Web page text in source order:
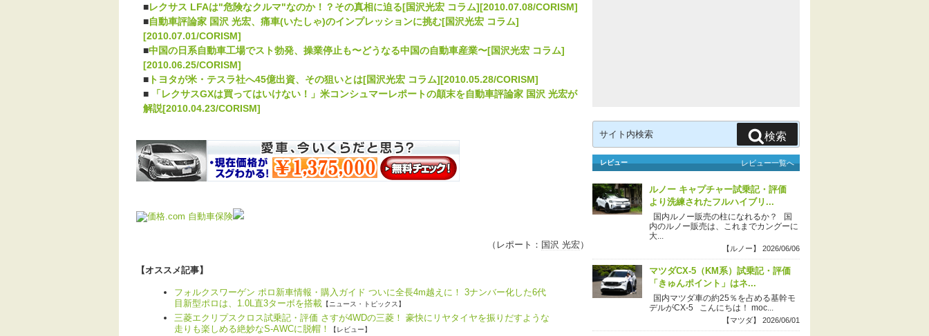
■レクサス LFAは"危険なクルマ"なのか！？その真相に迫る[国沢光宏 コラム][2010.07.08/CORISM]
■自動車評論家 国沢 光宏、痛車(いたしゃ)のインプレッションに挑む[国沢光宏 コラム]
[2010.07.01/CORISM]
■中国の日系自動車工場でスト勃発、操業停止も〜どうなる中国の自動車産業〜[国沢光宏 コラム]
[2010.06.25/CORISM]
■ トヨタが米・テスラ社へ45億出資、その狙いとは[国沢光宏 コラム][2010.05.28/CORISM]
■ 「レクサスGXは買ってはいけない！」米コンシュマーレポートの顛末を自動車評論家 国沢 光宏が
解説[2010.04.23/CORISM]
（レポート： 国沢 光宏）
【オススメ記事】
フォルクスワーゲン ポロ新車情報・購入ガイド ついに全長4m越えに！ 3ナンバー化した6代
目新型ポロは、1.0L直3ターボを搭載 【ニュース・トピックス】
三菱エクリプスクロス試乗記・評価 さすが4WDの三菱！ 豪快にリヤタイヤを振りだすような
走りも楽しめる絶妙なS-AWCに脱帽！
【レビュー】
索:
検索
レビュー レビュー一覧へ
ルノー キャプチャー試乗記・評価
より洗練されたフルハイブリ...
国内ルノー販売の柱になれるか？ 国
内のルノー販売は、これまでカングーに
大...
【ルノー】 2026/06/06
マツダCX-5（KM系）試乗記・評価
「きゅんポイント」はネ...
国内マツダ車の約25％を占める基幹モ
デルがCX-5 こんにちは！ moc...
【マツダ】 2026/06/01